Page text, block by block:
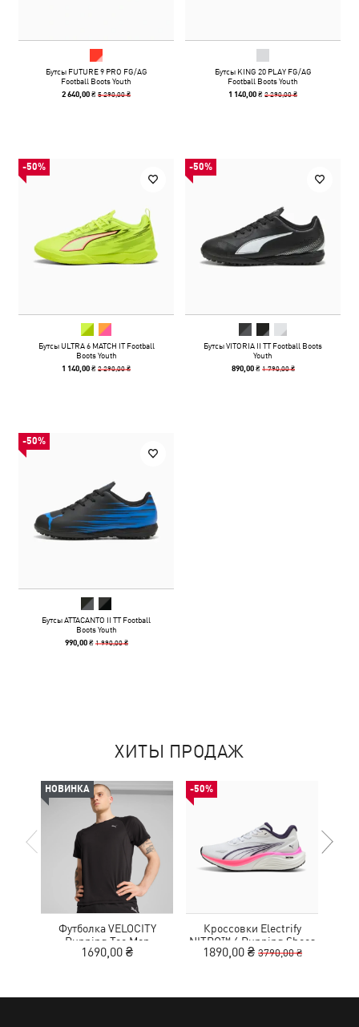
Бутсы FUTURE 9 PRO FG/AG
Football Boots Youth
2 640,00 ₴5 290,00 ₴
Бутсы KING 20 PLAY FG/AG
Football Boots Youth
1 140,00 ₴2 290,00 ₴
-50%
Бутсы ULTRA 6 MATCH IT Football
Boots Youth
1 140,00 ₴2 290,00 ₴
-50%
Бутсы VITORIA II TT Football Boots
Youth
890,00 ₴ 1 790,00 ₴
-50%
Бутсы ATTACANTO II TT Football
Boots Youth
990,00 ₴ 1 990,00 ₴
ХИТЫ ПРОДАЖ
НОВИНКА
Футболка VELOCITY
Running Tee Men
1690,00 ₴
-50%
Кроссовки Electrify
NITRO™ 4 Running Shoes
Youth
1890,00 ₴ 3790,00 ₴